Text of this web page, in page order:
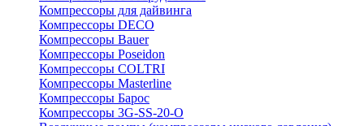
Компрессоры для дайвинга
Компрессоры DECO
Компрессоры Bauer
Компрессоры Poseidon
Компрессоры COLTRI
Компрессоры Masterline
Компрессоры Барос
Компрессоры 3G-SS-20-O